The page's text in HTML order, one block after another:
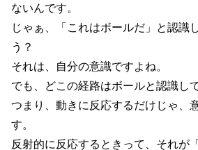
ないんです。
じゃぁ、「これはボールだ」と認識
う？
それは、自分の意識ですよね。
でも、どこの経路はボールと認識し
つまり、動きに反応するだけじゃ、
す。
反射的に反応するときって、それが